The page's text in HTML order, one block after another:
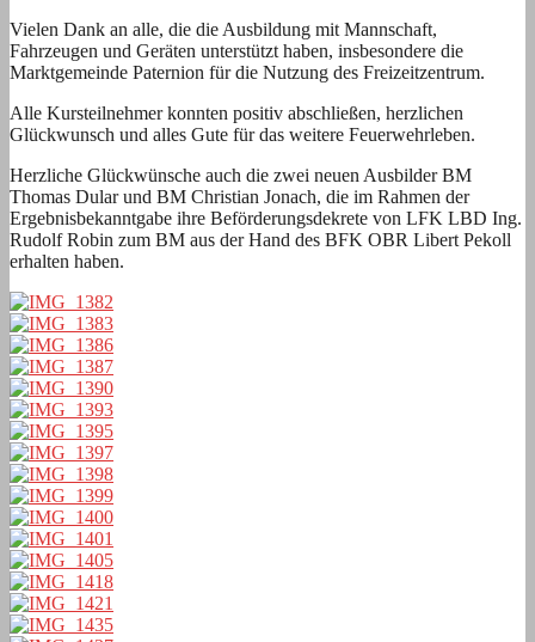
Vielen Dank an alle, die die Ausbildung mit Mannschaft,
Fahrzeugen und Geräten unterstützt haben, insbesondere die
Marktgemeinde Paternion für die Nutzung des Freizeitzentrum.
Alle Kursteilnehmer konnten positiv abschließen, herzlichen
Glückwunsch und alles Gute für das weitere Feuerwehrleben.
Herzliche Glückwünsche auch die zwei neuen Ausbilder BM
Thomas Dular und BM Christian Jonach, die im Rahmen der
Ergebnisbekanntgabe ihre Beförderungsdekrete von LFK LBD Ing.
Rudolf Robin zum BM aus der Hand des BFK OBR Libert Pekoll
erhalten haben.